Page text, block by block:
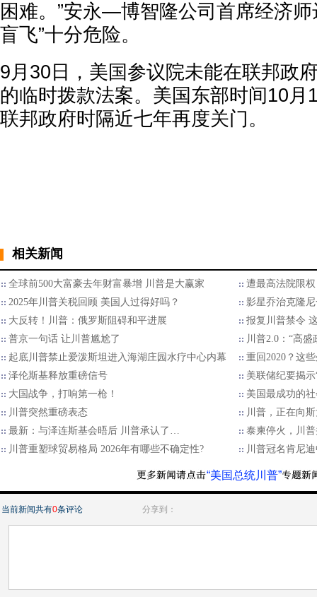
困难。”安永—博智隆公司首席经济师
盲飞”十分危险。
9月30日，美国参议院未能在联邦政
的临时拨款法案。美国东部时间10月
联邦政府时隔近七年再度关门。
相关新闻
全球前500大富豪去年财富暴增 川普是大赢家
遭最高法院限
2025年川普关税回顾 美国人过得好吗？
影星乔治克隆
大反转！川普：俄罗斯阻碍和平进展
报复川普禁令
普京一句话 让川普尴尬了
川普2.0：“高盛
起底川普禁止爱泼斯坦进入海湖庄园水疗中心内幕
重回2020？这
泽伦斯基释放重磅信号
美联储纪要揭
大国战争，打响第一枪！
美国最成功的
川普突然重磅表态
川普，正在向
最新：与泽连斯基会晤后 川普承认了…
泰柬停火，川
川普重塑球贸易格局 2026年有哪些不确定性?
川普冠名肯尼
“美国总统川普”
当前新闻共有0条评论 分享到：